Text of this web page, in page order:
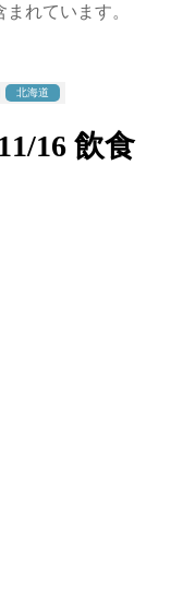
れています。
北海道
16 飲食